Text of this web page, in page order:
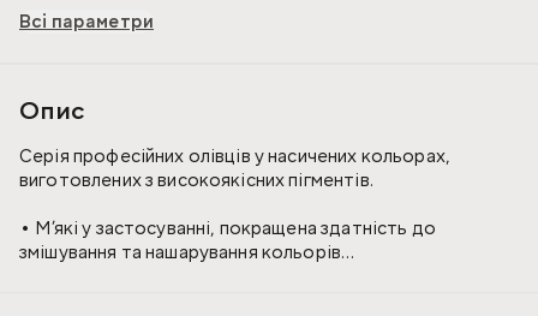
Всі параметри
Опис
Серія професійних олівців у насичених кольорах,
виготовлених з високоякісних пігментів.
• М’які у застосуванні, покращена здатність до
змішування та нашарування кольорів